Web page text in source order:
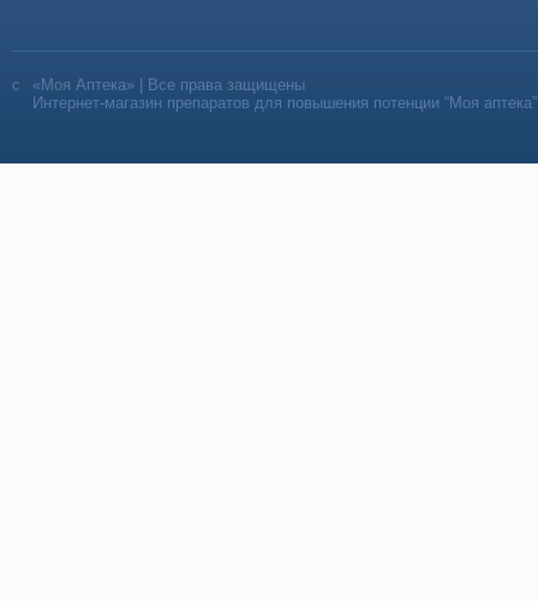
«Моя Аптека» | Все права защищены
Интернет-магазин препаратов для повышения потенции “Моя